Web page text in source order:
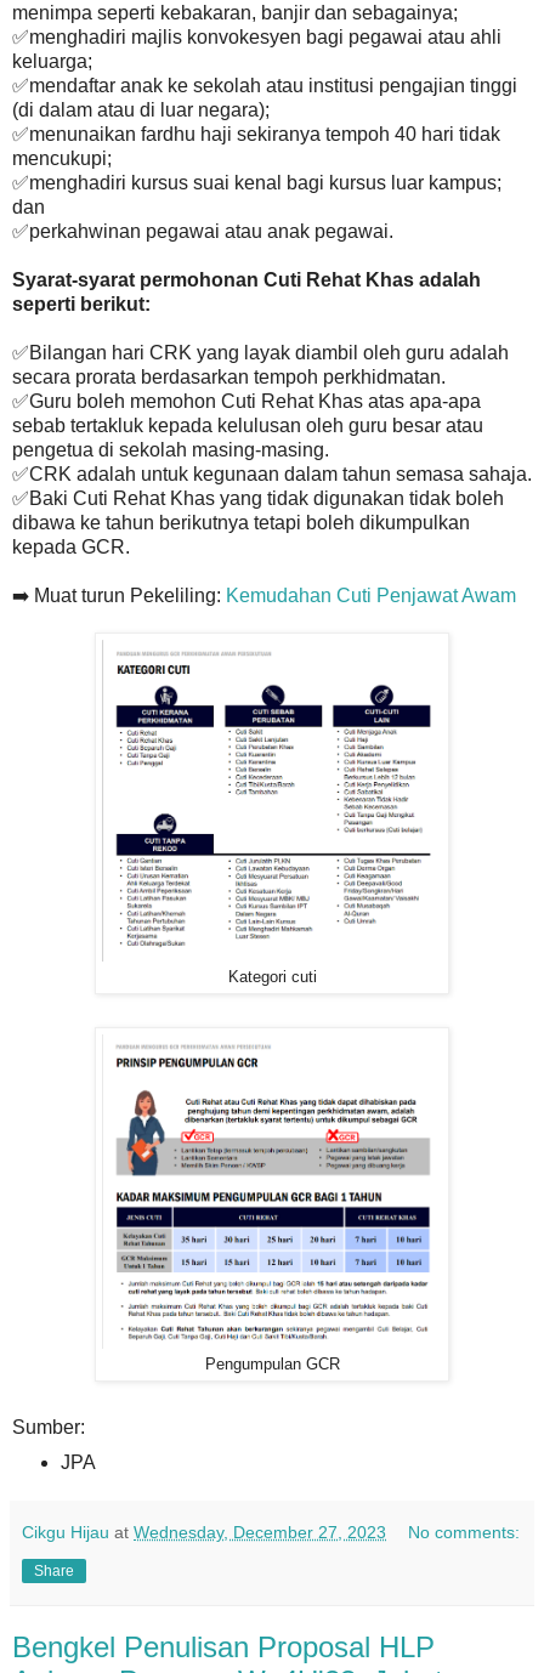
menimpa seperti kebakaran, banjir dan sebagainya;
✅menghadiri majlis konvokesyen bagi pegawai atau ahli
keluarga;
✅mendaftar anak ke sekolah atau institusi pengajian tinggi
(di dalam atau di luar negara);
✅menunaikan fardhu haji sekiranya tempoh 40 hari tidak
mencukupi;
✅menghadiri kursus suai kenal bagi kursus luar kampus;
dan
✅perkahwinan pegawai atau anak pegawai.
Syarat-syarat permohonan Cuti Rehat Khas adalah
seperti berikut:
✅Bilangan hari CRK yang layak diambil oleh guru adalah
secara prorata berdasarkan tempoh perkhidmatan.
✅Guru boleh memohon Cuti Rehat Khas atas apa-apa
sebab tertakluk kepada kelulusan oleh guru besar atau
pengetua di sekolah masing-masing.
✅CRK adalah untuk kegunaan dalam tahun semasa sahaja.
✅Baki Cuti Rehat Khas yang tidak digunakan tidak boleh
dibawa ke tahun berikutnya tetapi boleh dikumpulkan
kepada GCR.
➡️ Muat turun Pekeliling: Kemudahan Cuti Penjawat Awam
Kategori cuti
Pengumpulan GCR
Sumber:
JPA
Cikgu Hijau at Wednesday, December 27, 2023 No comments:
Share
Bengkel Penulisan Proposal HLP